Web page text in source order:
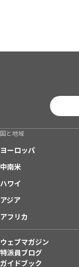
国と地域
ヨーロッパ
中南米
ハワイ
アジア
アフリカ
ウェブマガジン
特派員ブログ
ガイドブック